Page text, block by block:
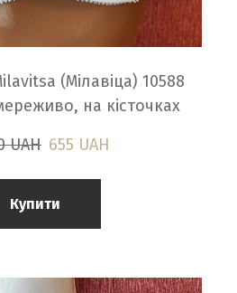
(Мілавіца) 10588
на кісточках
UAH 655 UAH
Купити